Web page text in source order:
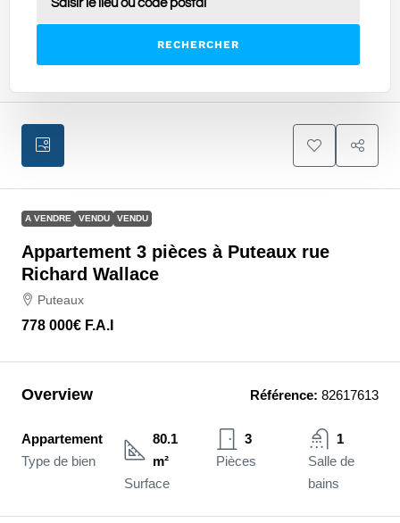
RECHERCHER
A VENDRE VENDU VENDU
Appartement 3 pièces à Puteaux rue
Richard Wallace
Puteaux
778 000€ F.A.I
Overview Référence: 82617613
Appartement
Type de bien
80.1
m²
Surface
3
Pièces
1
Salle de
bains